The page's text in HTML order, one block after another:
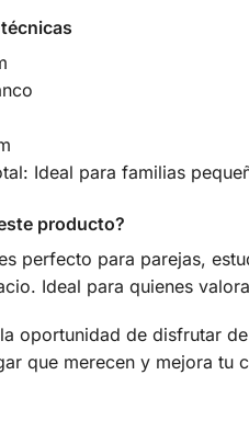
Ideal para familias
producto?
perfecto para parejas,
Ideal para quienes
oportunidad de disfrutar
que merecen y mejora tu